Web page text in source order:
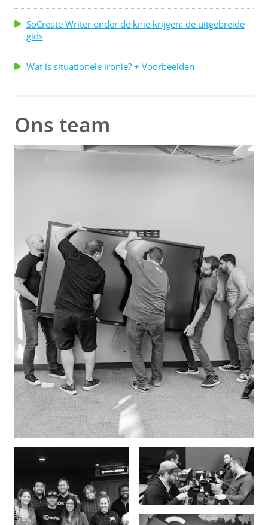
SoCreate Writer onder de knie krijgen: de uitgebreide
gids
Wat is situationele ironie? + Voorbeelden
Ons team